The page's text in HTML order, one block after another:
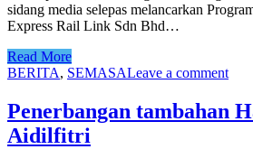
sidang media selepas melancarkan
Express Rail Link Sdn Bhd…
Read More
BERITA, SEMASALeave a comment
Penerbangan tambahan
Aidilfitri